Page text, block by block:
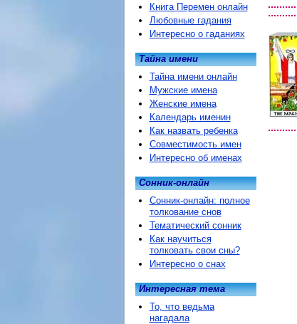
Книга Перемен онлайн
Любовные гадания
Интересно о гаданиях
Тайна имени
Тайна имени онлайн
Мужские имена
Женские имена
Календарь именин
Как назвать ребенка
Совместимость имен
Интересно об именах
Сонник-онлайн
Сонник-онлайн: полное
толкование снов
Тематический сонник
Как научиться
толковать свои сны?
Интересно о снах
Интересная тема
То, что ведьма
нагадала